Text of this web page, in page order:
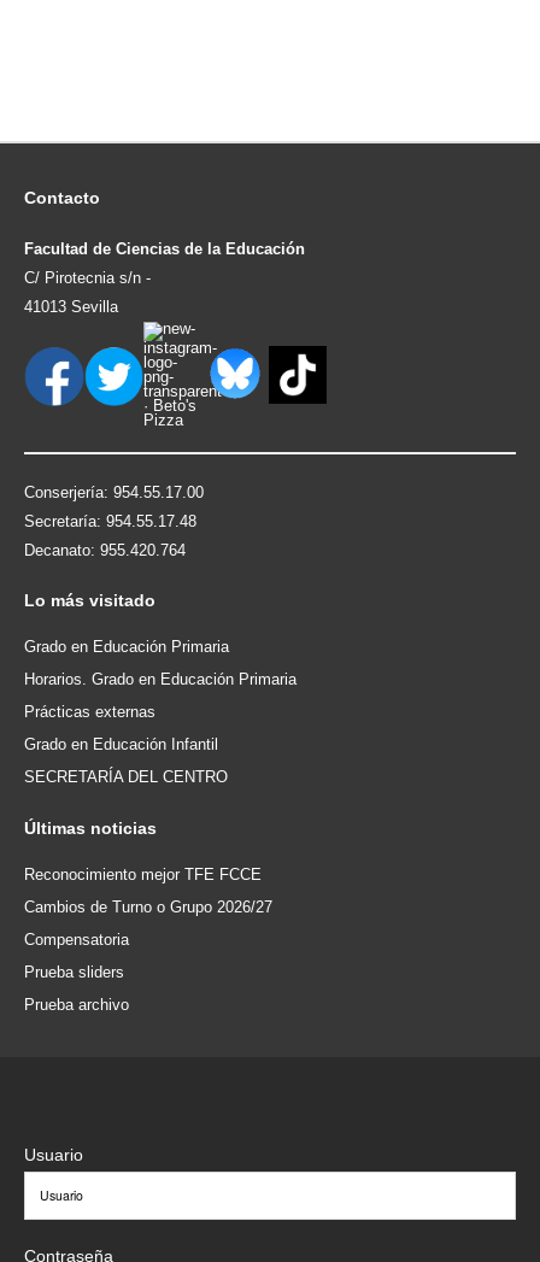
Contacto
Facultad de Ciencias de la Educación
C/ Pirotecnia s/n -
41013 Sevilla
Conserjería: 954.55.17.00
Secretaría: 954.55.17.48
Decanato: 955.420.764
Lo más visitado
Grado en Educación Primaria
Horarios. Grado en Educación Primaria
Prácticas externas
Grado en Educación Infantil
SECRETARÍA DEL CENTRO
Últimas noticias
Reconocimiento mejor TFE FCCE
Cambios de Turno o Grupo 2026/27
Compensatoria
Prueba sliders
Prueba archivo
Usuario
Contraseña